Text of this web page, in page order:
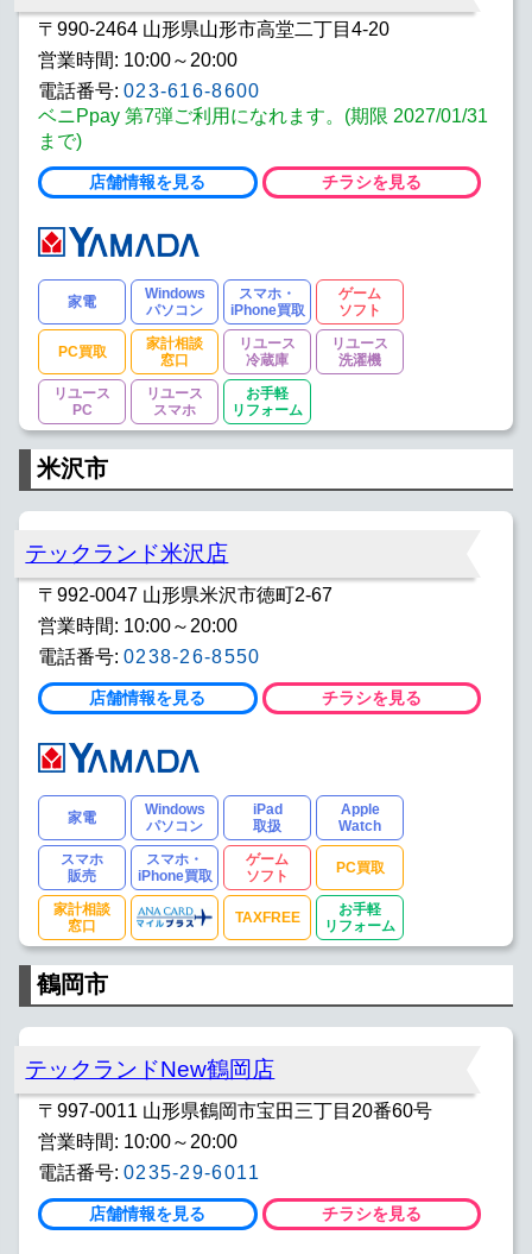
〒990-2464 山形県山形市高堂二丁目4-20
営業時間: 10:00～20:00
電話番号: 023-616-8600
ベニPpay 第7弾ご利用になれます。(期限 2027/01/31
まで)
店舗情報を見る チラシを見る
家電
Windows
パソコン
スマホ・
iPhone買取
ゲーム
ソフト
PC買取
家計相談
窓口
リユース
冷蔵庫
リユース
洗濯機
リユース
PC
リユース
スマホ
お手軽
リフォーム
米沢市
テックランド米沢店
〒992-0047 山形県米沢市徳町2-67
営業時間: 10:00～20:00
電話番号: 0238-26-8550
店舗情報を見る チラシを見る
家電
Windows
パソコン
iPad
取扱
Apple
Watch
スマホ
販売
スマホ・
iPhone買取
ゲーム
ソフト
PC買取
家計相談
窓口
TAXFREE
お手軽
リフォーム
鶴岡市
テックランドNew鶴岡店
〒997-0011 山形県鶴岡市宝田三丁目20番60号
営業時間: 10:00～20:00
電話番号: 0235-29-6011
店舗情報を見る チラシを見る